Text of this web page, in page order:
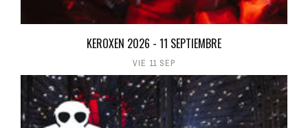
KEROXEN 2026 - 11 SEPTIEMBRE
VIE 11 SEP